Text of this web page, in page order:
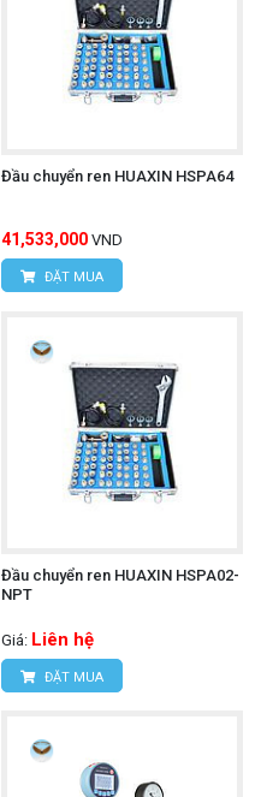
Đầu chuyển ren HUAXIN HSPA64
41,533,000 VND
ĐẶT MUA
Đầu chuyển ren HUAXIN HSPA02-
NPT
Giá: Liên hệ
ĐẶT MUA